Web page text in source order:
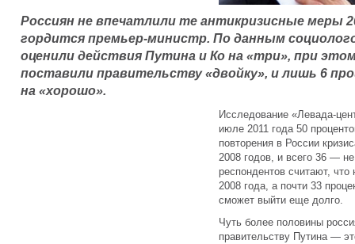
Россиян не впечатлили те антикризисные меры
гордится премьер-министр. По данным
оценили действия Путина и Ко на «три», при
поставили правительству «двойку», и лишь 6
на «хорошо».
Исследование «Левада-
июле 2011 года 50
повторения в России
2008 годов, и всего 36 —
респондентов считают,
2008 года, а почти 33
сможет выйти еще долго.
Чуть более половины
правительству Путина —